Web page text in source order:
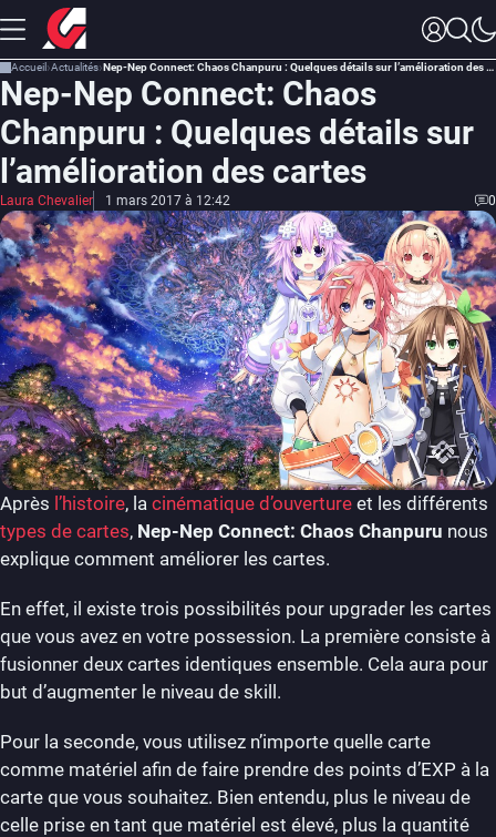
Accueil Actualités Nep-Nep Connect: Chaos Chanpuru : Quelques détails sur l’amélioration des cartes
Nep-Nep Connect: Chaos
Chanpuru : Quelques détails sur
l’amélioration des cartes
Laura Chevalier 1 mars 2017 à 12:42 0
Après l’histoire, la cinématique d’ouverture et les différents
types de cartes, Nep-Nep Connect: Chaos Chanpuru nous
explique comment améliorer les cartes.
En effet, il existe trois possibilités pour upgrader les cartes
que vous avez en votre possession. La première consiste à
fusionner deux cartes identiques ensemble. Cela aura pour
but d’augmenter le niveau de skill.
Pour la seconde, vous utilisez n’importe quelle carte
comme matériel afin de faire prendre des points d’EXP à la
carte que vous souhaitez. Bien entendu, plus le niveau de
celle prise en tant que matériel est élevé, plus la quantité